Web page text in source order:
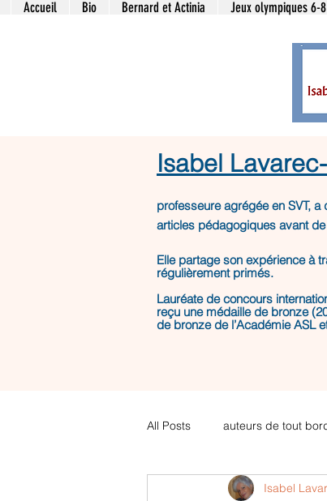
Accueil Bio Bernard et Actinia Jeux olympiques 6-
Isabel
professeure agrégée en SVT,
articles pédagogiques avant
Elle partage son expérience à
régulièrement primés.
Lauréate de concours
reçu une médaille de bronze
de bronze de l’Académie ASL
All Posts auteurs de tout
COVID articles de futura-
Isabel